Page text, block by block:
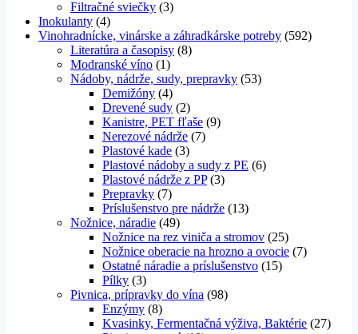
Filtračné sviečky (3)
Inokulanty (4)
Vinohradnícke, vinárske a záhradkárske potreby (592)
Literatúra a časopisy (8)
Modranské víno (1)
Nádoby, nádrže, sudy, prepravky (53)
Demižóny (4)
Drevené sudy (2)
Kanistre, PET fľaše (9)
Nerezové nádrže (7)
Plastové kade (3)
Plastové nádoby a sudy z PE (6)
Plastové nádrže z PP (3)
Prepravky (7)
Príslušenstvo pre nádrže (13)
Nožnice, náradie (49)
Nožnice na rez viniča a stromov (25)
Nožnice oberacie na hrozno a ovocie (7)
Ostatné náradie a príslušenstvo (15)
Pílky (3)
Pivnica, prípravky do vína (98)
Enzýmy (8)
Kvasinky, Fermentačná výživa, Baktérie (27)